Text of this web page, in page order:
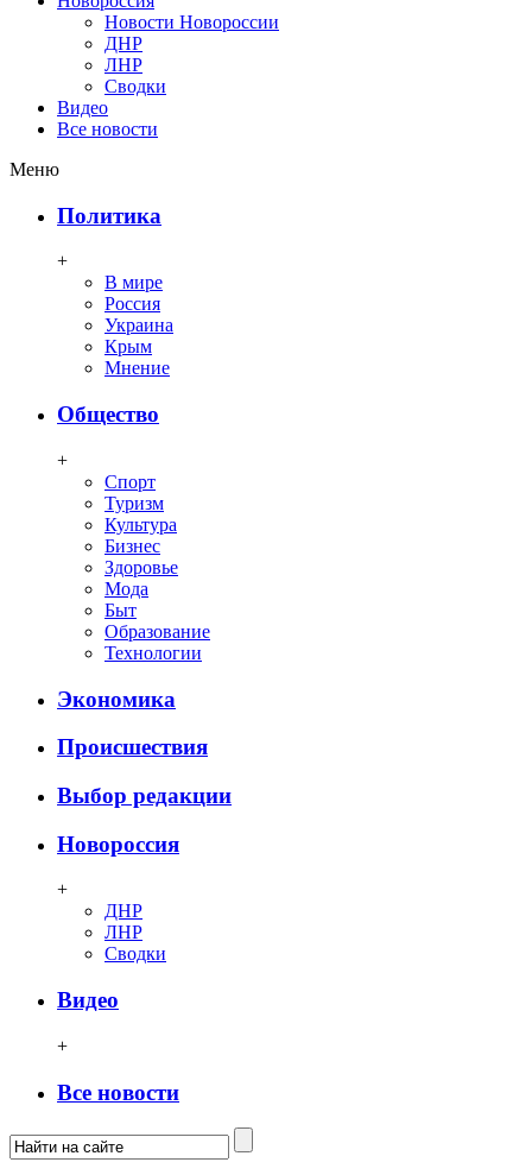
Новости Новороссии
ДНР
ЛНР
Сводки
Видео
Все новости
Меню
Политика
+
В мире
Россия
Украина
Крым
Мнение
Общество
+
Спорт
Туризм
Культура
Бизнес
Здоровье
Мода
Быт
Образование
Технологии
Экономика
Происшествия
Выбор редакции
Новороссия
+
ДНР
ЛНР
Сводки
Видео
+
Все новости